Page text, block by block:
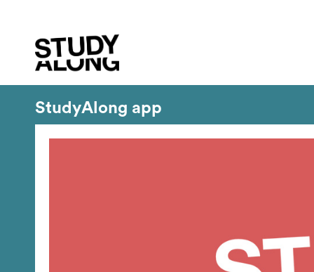
StudyAlong app